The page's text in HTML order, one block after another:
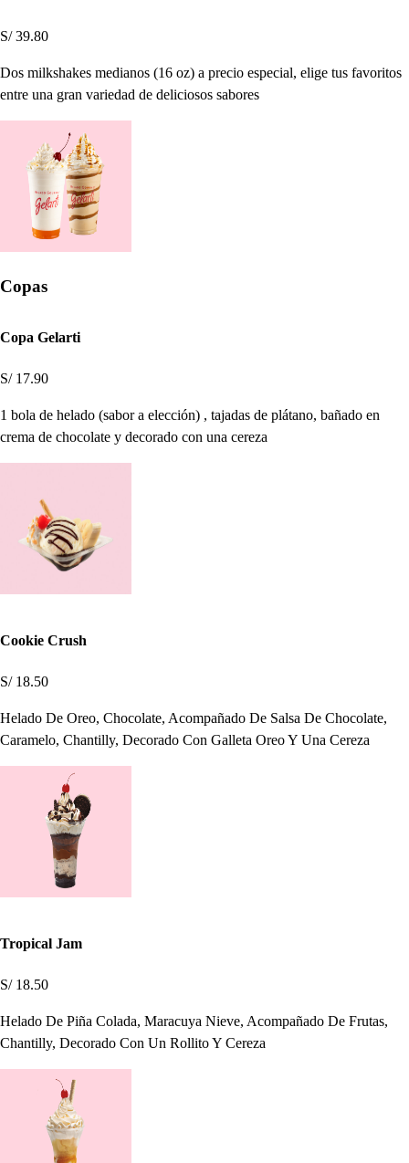
S/ 39.80
Dos milkshakes medianos (16 oz) a precio especial, elige tus favoritos
entre una gran variedad de deliciosos sabores
Copas
Copa Gelarti
S/ 17.90
1 bola de helado (sabor a elección) , tajadas de plátano, bañado en
crema de chocolate y decorado con una cereza
Cookie Crush
S/ 18.50
Helado De Oreo, Chocolate, Acompañado De Salsa De Chocolate,
Caramelo, Chantilly, Decorado Con Galleta Oreo Y Una Cereza
Tropical Jam
S/ 18.50
Helado De Piña Colada, Maracuya Nieve, Acompañado De Frutas,
Chantilly, Decorado Con Un Rollito Y Cereza